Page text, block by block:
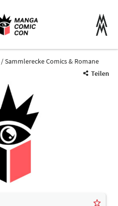
Sammlerecke Comics & Romane
Teilen